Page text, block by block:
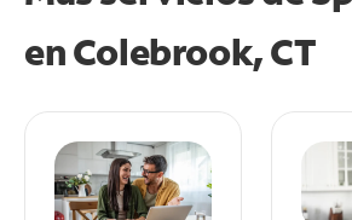
enColebrook, CT